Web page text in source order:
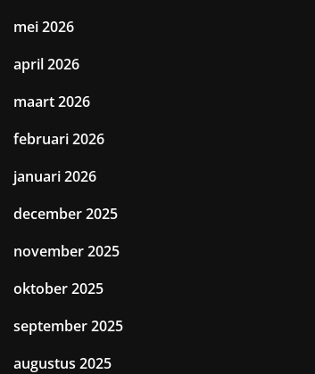
mei 2026
april 2026
maart 2026
februari 2026
januari 2026
december 2025
november 2025
oktober 2025
september 2025
augustus 2025